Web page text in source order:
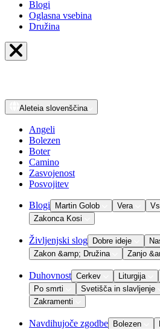
Blogi
Oglasna vsebina
Družina
Aleteia slovenščina
Angeli
Bolezen
Boter
Camino
Zasvojenost
Posvojitev
Blogi Martin Golob Vera
Zakonca Kosi
Življenjski slog Dobre ideje
Zakon &amp; Družina
Zanjo
Duhovnost Cerkev Liturgija
Po smrti
Svetišča in slavljenje
Zakramenti
Navdihujoče zgodbe Bolezen